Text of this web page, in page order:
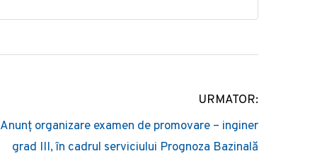
URMATOR:
Anunț organizare examen de promovare – inginer
grad III, în cadrul serviciului Prognoza Bazinală